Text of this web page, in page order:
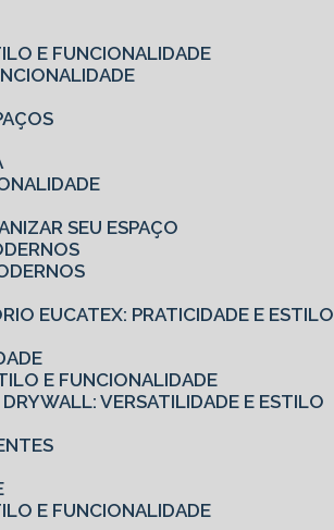
E FUNCIONALIDADE
SEU ESPAÇO
EUCATEX: PRATICIDADE E ESTILO
E FUNCIONALIDADE
DRYWALL: VERSATILIDADE E ESTILO
E FUNCIONALIDADE